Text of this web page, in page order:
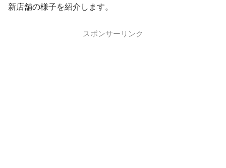
新店舗の様子を紹介します。
スポンサーリンク